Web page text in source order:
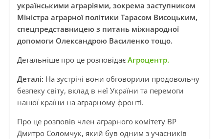
українськими аграріями, зокрема заступником
Міністра аграрної політики Тарасом Висоцьким,
спецпредставницею з питань міжнародної
допомоги Олександрою Василенко тощо.
Детальніше про це розповідає Агроцентр.
Деталі: На зустрічі вони обговорили продовольчу
безпеку світу, вклад в неї України та перемоги
нашої країни на аграрному фронті.
Про це розповів член аграрного комітету ВР
Дмитро Соломчук, який був одним з учасників